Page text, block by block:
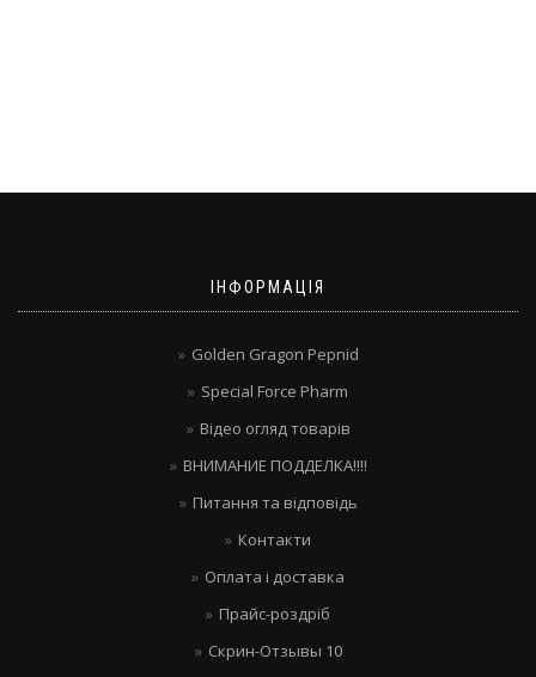
ІНФОРМАЦІЯ
Golden Gragon Pepnid
Special Force Pharm
Відео огляд товарів
ВНИМАНИЕ ПОДДЕЛКА!!!!
Питання та відповідь
Контакти
Оплата і доставка
Прайс-роздріб
Скрин-Отзывы 10